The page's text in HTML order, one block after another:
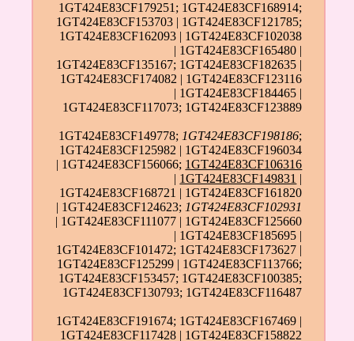
1GT424E83CF179251; 1GT424E83CF168914;
1GT424E83CF153703 | 1GT424E83CF121785;
1GT424E83CF162093 | 1GT424E83CF102038
| 1GT424E83CF165480 |
1GT424E83CF135167; 1GT424E83CF182635 |
1GT424E83CF174082 | 1GT424E83CF123116
| 1GT424E83CF184465 |
1GT424E83CF117073; 1GT424E83CF123889
1GT424E83CF149778;1GT424E83CF198186;
1GT424E83CF125982 | 1GT424E83CF196034
| 1GT424E83CF156066; 1GT424E83CF106316
| 1GT424E83CF149831 |
1GT424E83CF168721 | 1GT424E83CF161820
| 1GT424E83CF124623;1GT424E83CF102931
| 1GT424E83CF111077 | 1GT424E83CF125660
| 1GT424E83CF185695 |
1GT424E83CF101472; 1GT424E83CF173627 |
1GT424E83CF125299 | 1GT424E83CF113766;
1GT424E83CF153457; 1GT424E83CF100385;
1GT424E83CF130793; 1GT424E83CF116487
1GT424E83CF191674; 1GT424E83CF167469 |
1GT424E83CF117428 | 1GT424E83CF158822